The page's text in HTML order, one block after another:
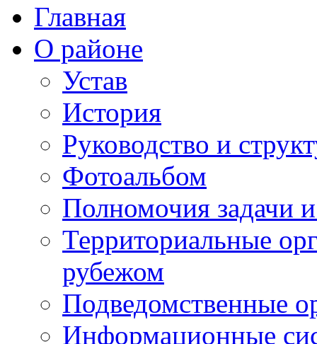
Главная
О районе
Устав
История
Руководство и
Фотоальбом
Полномочия задачи
Территориальные
рубежом
Подведомственные
Информационные